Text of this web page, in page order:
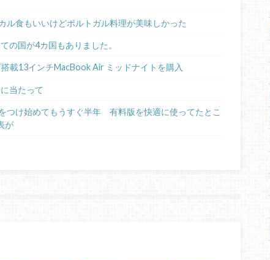
ル食もいいけどポルトガル料理が美味しかった
の国が4カ国もありました。
載13インチMacBook Air ミッドナイトを購入
当たって
つけ始めてもうすぐ半年 有料版を快適に使ってたとこ
が